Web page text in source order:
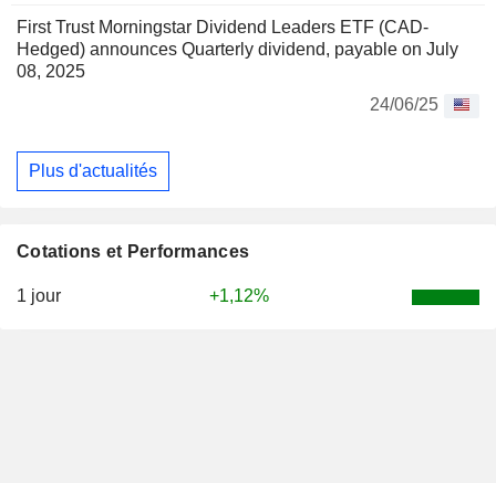
First Trust Morningstar Dividend Leaders ETF (CAD-
Hedged) announces Quarterly dividend, payable on July
08, 2025
24/06/25
Plus d'actualités
Cotations et Performances
1 jour +1,12%